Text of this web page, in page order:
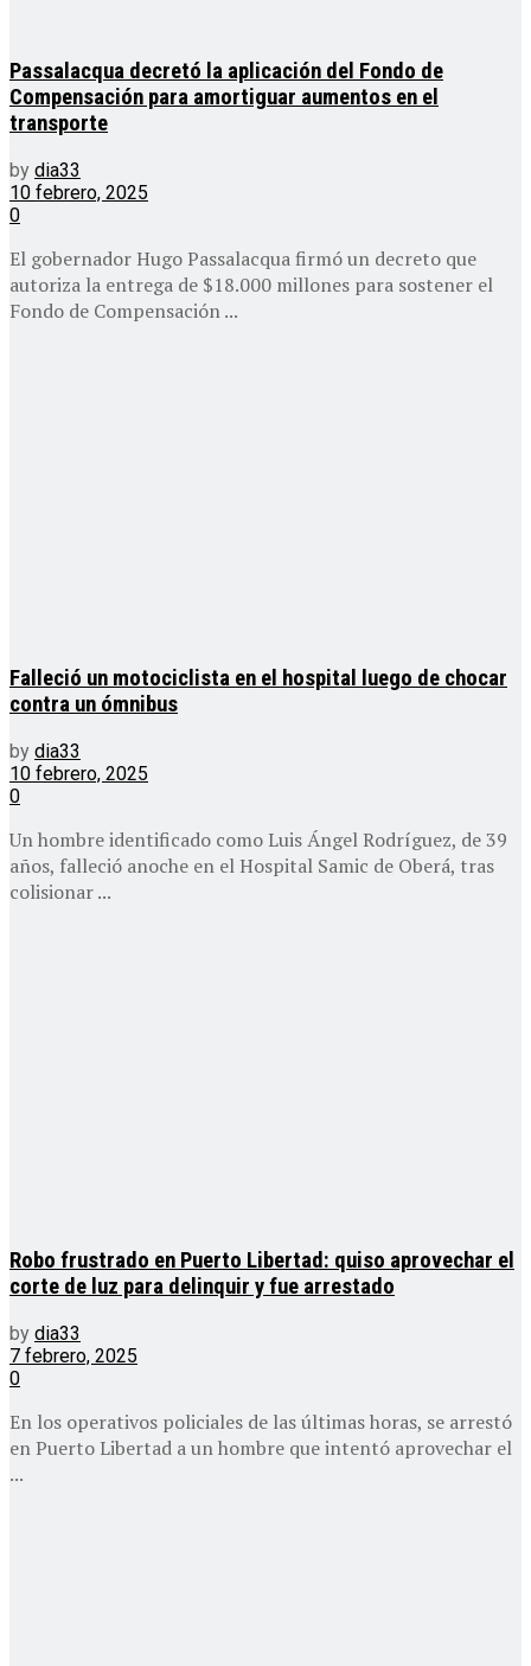
Passalacqua decretó la aplicación del Fondo de
Compensación para amortiguar aumentos en el
transporte
by dia33
10 febrero, 2025
0
El gobernador Hugo Passalacqua firmó un decreto que
autoriza la entrega de $18.000 millones para sostener el
Fondo de Compensación ...
Falleció un motociclista en el hospital luego de chocar
contra un ómnibus
by dia33
10 febrero, 2025
0
Un hombre identificado como Luis Ángel Rodríguez, de 39
años, falleció anoche en el Hospital Samic de Oberá, tras
colisionar ...
Robo frustrado en Puerto Libertad: quiso aprovechar el
corte de luz para delinquir y fue arrestado
by dia33
7 febrero, 2025
0
En los operativos policiales de las últimas horas, se arrestó
en Puerto Libertad a un hombre que intentó aprovechar el
...